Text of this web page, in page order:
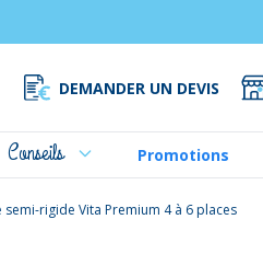
DEMANDER UN DEVIS
Conseils Promotions
semi-rigide Vita Premium 4 à 6 places